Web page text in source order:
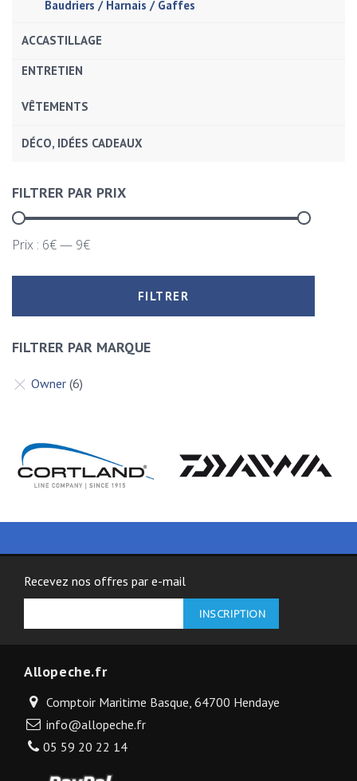
Baudriers / Harnais / Gaffes
ACCASTILLAGE
ENTRETIEN
VÊTEMENTS
DÉCO, IDÉES CADEAUX
FILTRER PAR PRIX
FILTRER
Prix : 6€— 9€
FILTRER PAR MARQUE
Owner (6)
Recevez nos offres par e-mail
Allopeche.fr
Comptoir Maritime Basque, 64700 Hendaye
info@allopeche.fr
05 59 20 22 14